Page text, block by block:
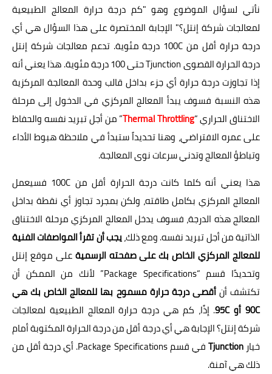
نأتي لسؤال الموضوع وهو "كم درجة حرارة المعالج الطبيعية
لمعالجات شركة إنتل؟" الإجابة المختصرة على هذا السؤال هي أي
درجة حرارة أقل من 100C درجة مئوية. تدعم معالجات شركة إنتل
درجة الحرارة القصوى Tjunction حتى 100 درجة مئوية. هذا يعني أنه
إذا تجاوزت درجة حرارة أي جزء بداخل قالب وحدة المعالجة المركزية
هذه النسبة فسوف يبدأ المعالج المركزي في الدخول إلى مرحلة
الاختناق الحراري “Thermal Throttling” من أجل تبريد نفسه والحفاظ
على عمره الافتراضي، وهنا تحديداً ستبدأ في ملاحظة هبوط الأداء
وتباطؤ المعالج وتدني سرعات نوى المعالجة.
هذا يعني أنه كلما كانت درجة الحرارة أقل من 100C فسيعمل
المعالج المركزي بكامل طاقته، ولكن بمجرد تجاوز أي نقطة بداخل
المعالج هذه الدرجة، فسوف يدخل المعالج المركزي مرحلة الاختناق
الذاتية من أجل تبريد نفسه. ومع ذلك،يجب أن تقرأ المواصفات الفنية
للمعالج المركزي الخاص بك على صفحته الرسميةعلى موقع إنتل
وتحديدًا قسم “Package Specifications” لأنك من الممكن أن
تكتشف أنأقصى درجة حرارة مسموح بها للمعالج الخاص بك هي
90C أو 95C
. إذًا، كم هي درجة حرارة المعالج الطبيعية لمعالجات
شركة إنتل؟ الإجابة هي أي درجة أقل من درجة الحرارة المكتوبة أمام
خيارTjunction
في قسم Package Specifications. أي درجة أقل من
ذلك هي آمنة.